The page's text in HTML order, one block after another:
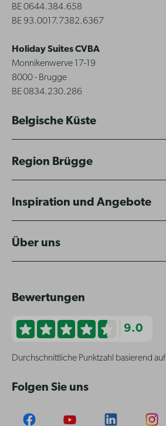
BE 0644.384.658
BE 93.0017.7382.6367
Holiday Suites CVBA
Monnikenwerve 17-19
8000 - Brugge
BE 0834.230.286
Belgische Küste
Region Brügge
Inspiration und Angebote
Über uns
Bewertungen
9.0
Durchschnittliche Punktzahl basierend auf
Folgen Sie uns